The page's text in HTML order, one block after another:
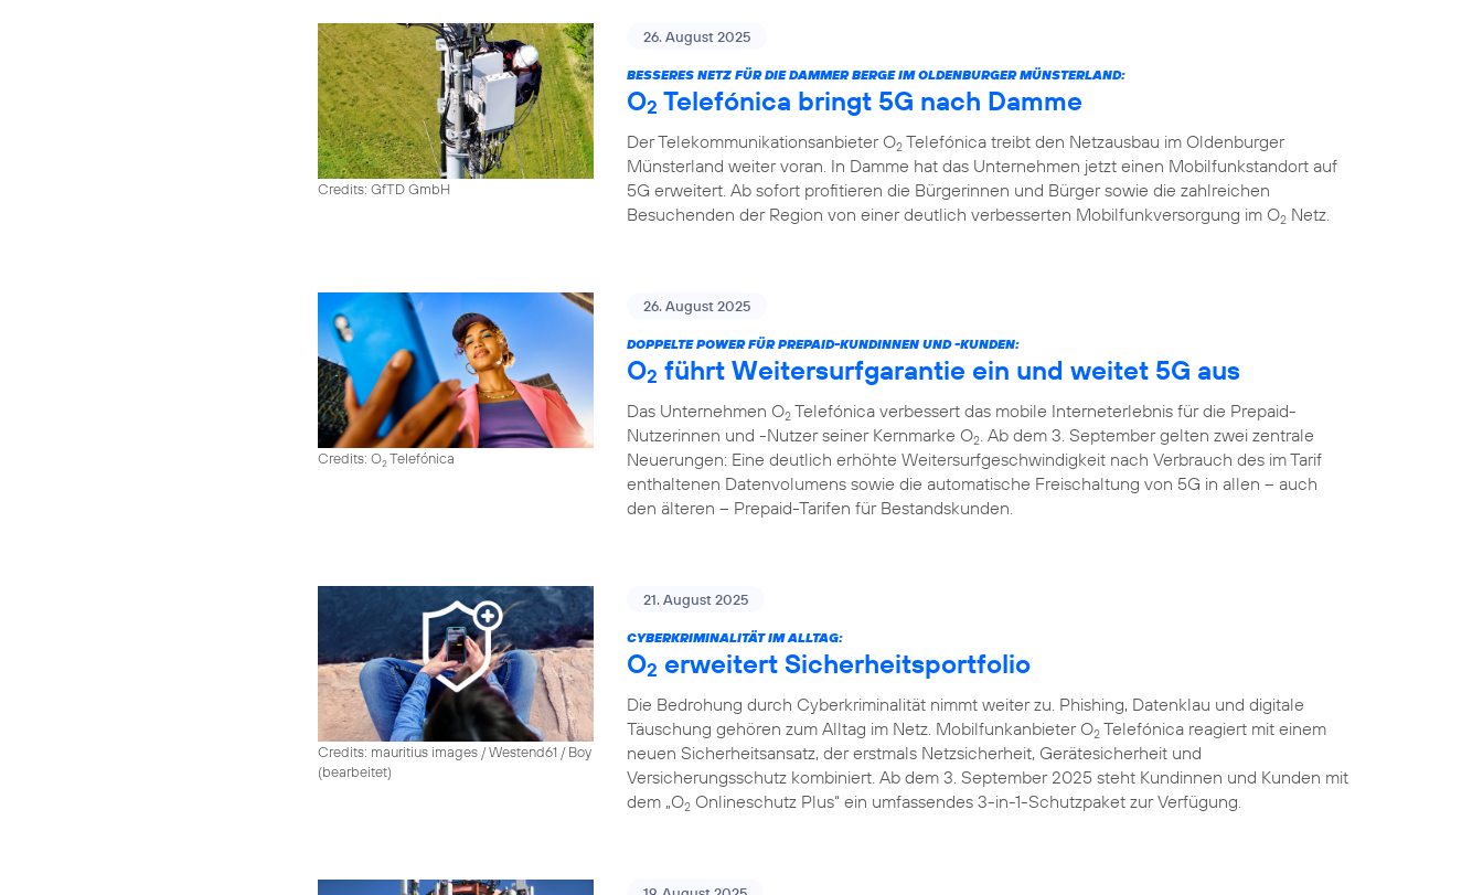
Credits: GfTD GmbH
26. August 2025
BESSERES NETZ FÜR DIE DAMMER BERGE IM OLDENBURGER MÜNSTERLAND:
O2 Telefónica bringt 5G nach Damme
Der Telekommunikationsanbieter O2 Telefónica treibt den Netzausbau im Oldenburger
Münsterland weiter voran. In Damme hat das Unternehmen jetzt einen Mobilfunkstandort auf
5G erweitert. Ab sofort profitieren die Bürgerinnen und Bürger sowie die zahlreichen
Besuchenden der Region von einer deutlich verbesserten Mobilfunkversorgung im O2 Netz.
Credits: O2Telefónica
26. August 2025
DOPPELTE POWER FÜR PREPAID-KUNDINNEN UND -KUNDEN:
O2 führt Weitersurfgarantie ein und weitet 5G aus
Das Unternehmen O2 Telefónica verbessert das mobile Interneterlebnis für die Prepaid-
Nutzerinnen und -Nutzer seiner Kernmarke O2. Ab dem 3. September gelten zwei zentrale
Neuerungen: Eine deutlich erhöhte Weitersurfgeschwindigkeit nach Verbrauch des im Tarif
enthaltenen Datenvolumens sowie die automatische Freischaltung von 5G in allen – auch
den älteren – Prepaid-Tarifen für Bestandskunden.
Credits: mauritius images / Westend61 / Boy
(bearbeitet)
21. August 2025
CYBERKRIMINALITÄT IM ALLTAG:
O2 erweitert Sicherheitsportfolio
Die Bedrohung durch Cyberkriminalität nimmt weiter zu. Phishing, Datenklau und digitale
Täuschung gehören zum Alltag im Netz. Mobilfunkanbieter O2 Telefónica reagiert mit einem
neuen Sicherheitsansatz, der erstmals Netzsicherheit, Gerätesicherheit und
Versicherungsschutz kombiniert. Ab dem 3. September 2025 steht Kundinnen und Kunden mit
dem „O2 Onlineschutz Plus“ ein umfassendes 3-in-1-Schutzpaket zur Verfügung.